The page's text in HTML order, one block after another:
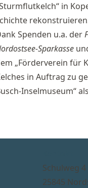
in
Spen­den u.a. der
Spar­kas­se
„För­der­ver­ein für
in Auf­trag zu
In­sel­mu­se­um“
Schul­weg 4
25845